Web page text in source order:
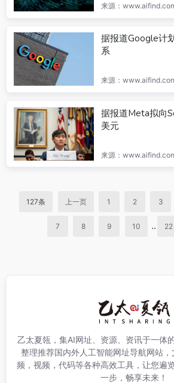
来源：
据报道Google计
系
来源：
据报道Meta拟向
美元
来源：
127条 上一页 1 2 3
7 8 9 10 .. 22
乙太夏瓴，集AI网址、资源、资讯于一体
整理推荐国内外人工智能网址导航网站
频，视频，代码等各种高效工具，让您遍
一步，畅享未来！